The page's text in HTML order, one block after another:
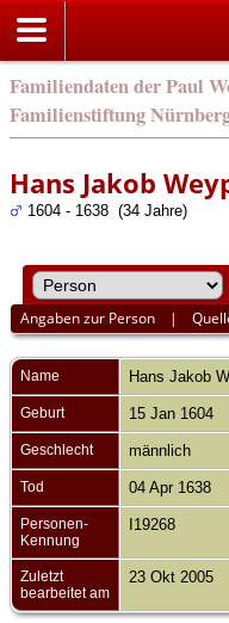
Familiendaten der Paul
Familienstiftung
Hans Jakob
1604 - 1638 (34 Jahre)
Angaben zur Person |
Name Hans Jakob
Geburt 15 Jan 1604
Geschlecht männlich
Tod 04 Apr 1638
Personen-
Kennung
I19268
Zuletzt
bearbeitet am
23 Okt 2005